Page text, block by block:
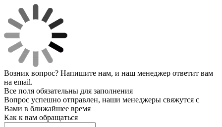
Возник вопрос? Напишите нам, и наш менеджер ответит вам
на email.
Все поля обязательны для заполнения
Вопрос успешно отправлен, наши менеджеры свяжутся с
Вами в ближайшее время
Как к вам обращаться